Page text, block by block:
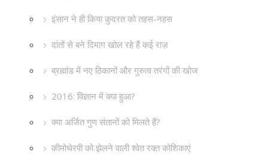
इंसान ने ही किया कुदरत को तहस-नहस
दांतों से बने दिमाग खोल रहे हैं कई राज़
ब्रह्मांड में नए ठिकानों और गुरुत्व तरंगों की खोज
2016: विज्ञान में क्या हुआ?
क्या अर्जित गुण संतानों को मिलते हैं?
कीमोथेरपी को झेलने वाली श्वेत रक्त कोशिकाएं